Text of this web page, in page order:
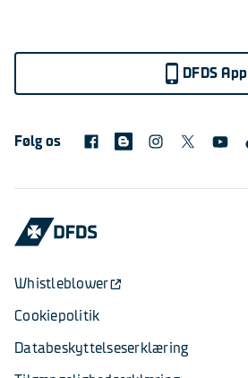
DFDS App
Følg os
Whistleblower
Cookiepolitik
Databeskyttelseserklæring